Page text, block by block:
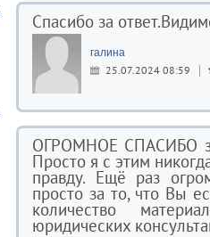
Спасибо за
галина
25.07.2024 08:59
ОГРОМНОЕ СПАСИБО
Просто я с этим
правду. Ещё раз
просто за то, что Вы
количество
юридических